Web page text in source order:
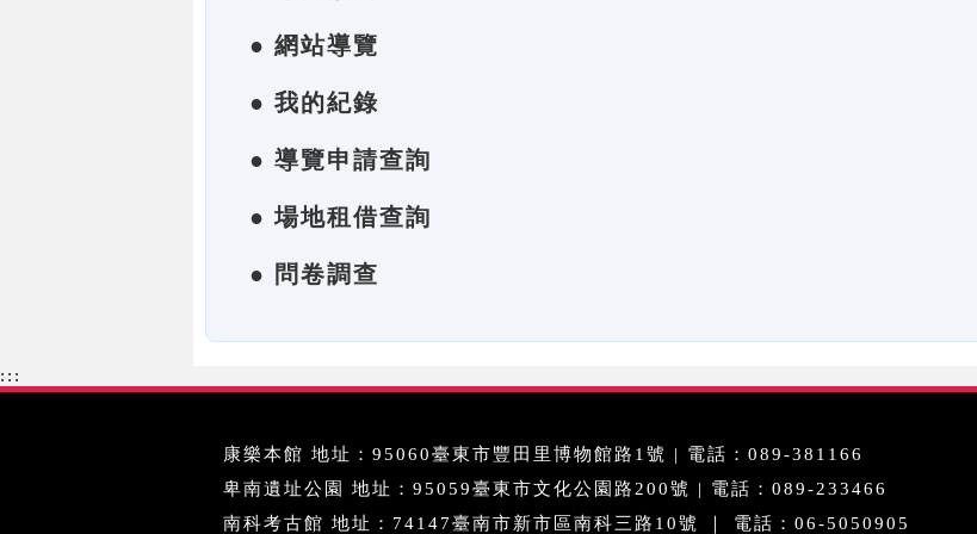
● 網站導覽
● 我的紀錄
● 導覽申請查詢
● 場地租借查詢
● 問卷調查
:::
康樂本館 地址：95060臺東市豐田里博物館路1號 | 電話：089-381166
卑南遺址公園 地址：95059臺東市文化公園路200號 | 電話：089-233466
南科考古館 地址：74147臺南市新市區南科三路10號 ｜ 電話：06-5050905